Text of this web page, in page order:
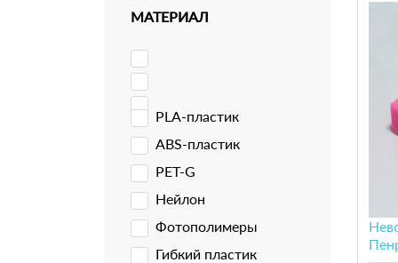
МАТЕРИАЛ
PLA-пластик
ABS-пластик
PET-G
Нейлон
Фотополимеры
Гибкий пластик